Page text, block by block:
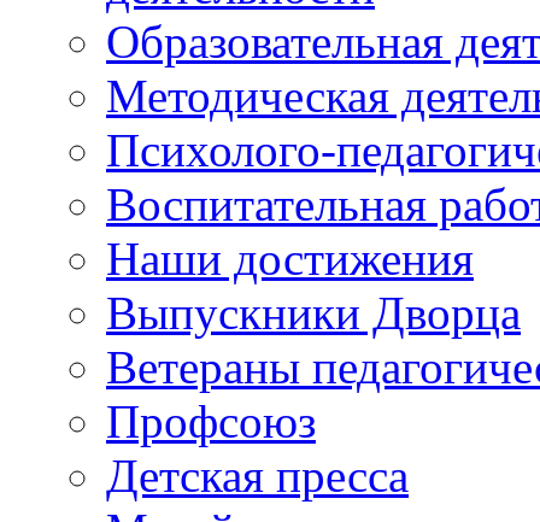
Образовательная
Методическая
Психолого-
Воспитательная
Наши достижения
Выпускники Дворца
Ветераны
Профсоюз
Детская пресса